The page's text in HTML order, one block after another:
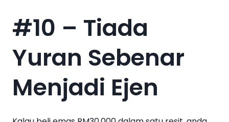
#10 – Tiada
Yuran Sebenar
Menjadi Ejen